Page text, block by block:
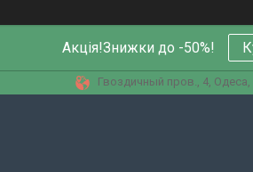
Акція!Знижки до -50%!
Гвоздичный пров., 4, Одеса,